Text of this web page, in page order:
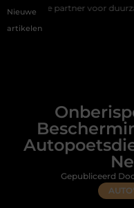
Nieuwe
artikelen
voor duurzame
Gepubliceerd